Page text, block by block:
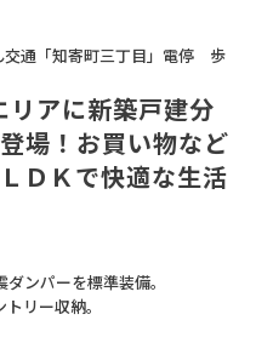
交通「知寄町三丁目」電停 歩
リアに新築戸建分
場！お買い物など
ＤＫで快適な生活
ンパーを標準装備。
リー収納。